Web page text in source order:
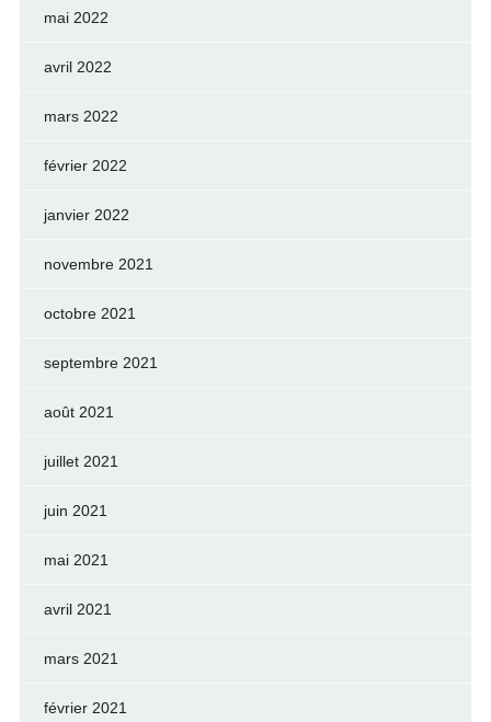
mai 2022
avril 2022
mars 2022
février 2022
janvier 2022
novembre 2021
octobre 2021
septembre 2021
août 2021
juillet 2021
juin 2021
mai 2021
avril 2021
mars 2021
février 2021